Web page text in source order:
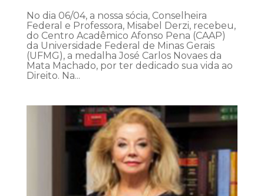
No dia 06/04, a nossa sócia, Conselheira
Federal e Professora, Misabel Derzi, recebeu,
do Centro Acadêmico Afonso Pena (CAAP)
da Universidade Federal de Minas Gerais
(UFMG), a medalha José Carlos Novaes da
Mata Machado, por ter dedicado sua vida ao
Direito. Na...